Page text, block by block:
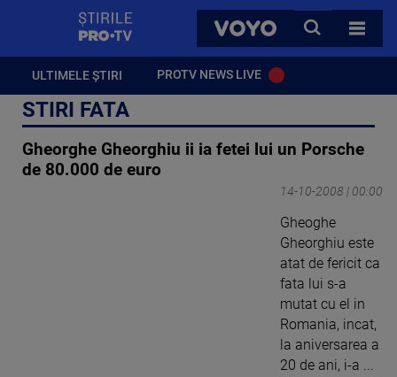
VOYO
CAUTA
TOATE
ULTIMELE ȘTIRI PROTV NEWS LIVE
STIRI FATA
Gheorghe Gheorghiu ii ia fetei lui un Porsche
de 80.000 de euro
14-10-2008 | 00:00
Gheoghe
Gheorghiu este
atat de fericit ca
fata lui s-a
mutat cu el in
Romania, incat,
la aniversarea a
20 de ani, i-a ...